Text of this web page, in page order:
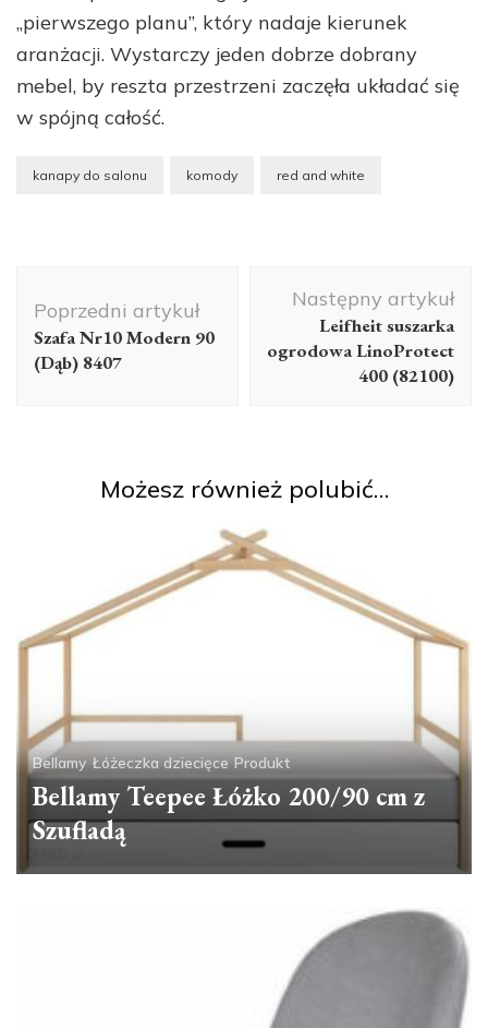
„pierwszego planu”, który nadaje kierunek
aranżacji. Wystarczy jeden dobrze dobrany
mebel, by reszta przestrzeni zaczęła układać się
w spójną całość.
kanapy do salonu komody red and white
wpisu
Poprzedni artykuł
Szafa Nr10 Modern 90
(Dąb) 8407
Następny artykuł
Leifheit suszarka
ogrodowa LinoProtect
400 (82100)
Możesz również polubić…
Bellamy Łóżeczka dziecięce Produkt
Bellamy Teepee Łóżko 200/90 cm z
Szufladą